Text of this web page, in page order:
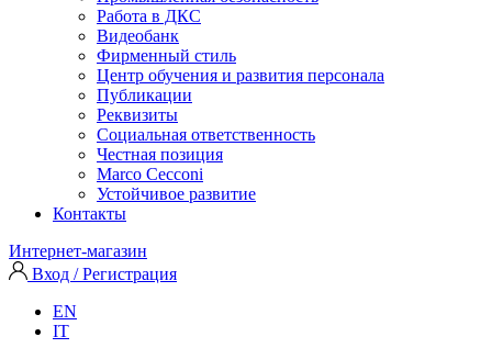
Работа в ДКС
Видеобанк
Фирменный стиль
Центр обучения и развития персонала
Публикации
Реквизиты
Социальная ответственность
Честная позиция
Marco Cecconi
Устойчивое развитие
Контакты
Интернет-магазин
Вход / Регистрация
EN
IT